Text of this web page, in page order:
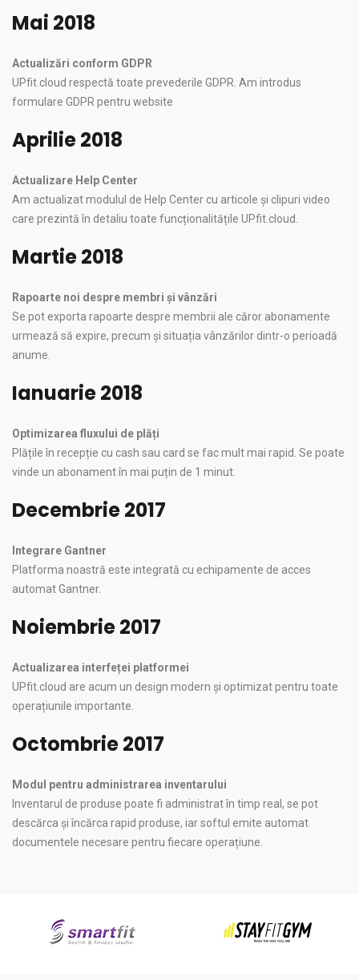
Mai 2018
Actualizări conform GDPR
UPfit.cloud respectă toate prevederile GDPR. Am introdus
formulare GDPR pentru website
Aprilie 2018
Actualizare Help Center
Am actualizat modulul de Help Center cu articole și clipuri video
care prezintă în detaliu toate funcționalitățile UPfit.cloud.
Martie 2018
Rapoarte noi despre membri și vânzări
Se pot exporta rapoarte despre membrii ale căror abonamente
urmează să expire, precum și situația vânzărilor dintr-o perioadă
anume.
Ianuarie 2018
Optimizarea fluxului de plăți
Plățile în recepție cu cash sau card se fac mult mai rapid. Se poate
vinde un abonament în mai puțin de 1 minut.
Decembrie 2017
Integrare Gantner
Platforma noastră este integrată cu echipamente de acces
automat Gantner.
Noiembrie 2017
Actualizarea interfeței platformei
UPfit.cloud are acum un design modern și optimizat pentru toate
operațiunile importante.
Octombrie 2017
Modul pentru administrarea inventarului
Inventarul de produse poate fi administrat în timp real, se pot
descărca și încărca rapid produse, iar softul emite automat
documentele necesare pentru fiecare operațiune.